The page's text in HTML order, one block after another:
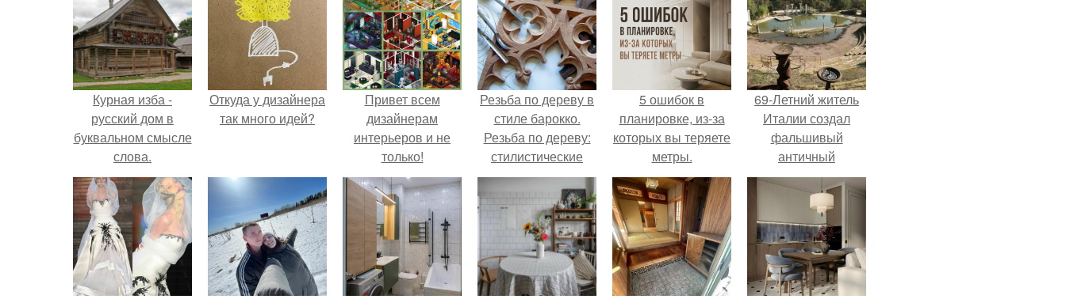
Курная изба -
русский дом в
буквальном смысле
слова.
Откуда у дизайнера
так много идей?
Привет всем
дизайнерам
интерьеров и не
только!
Резьба по дереву в
стиле барокко.
Резьба по дереву:
стилистические
направления и
характерные узоры.
5 ошибок в
планировке, из-за
которых вы теряете
метры.
69-Летний житель
Италии создал
фальшивый
античный
амфитеатр и
долгое время
успешно выдавал
его за настоящее
историческое
наследие.